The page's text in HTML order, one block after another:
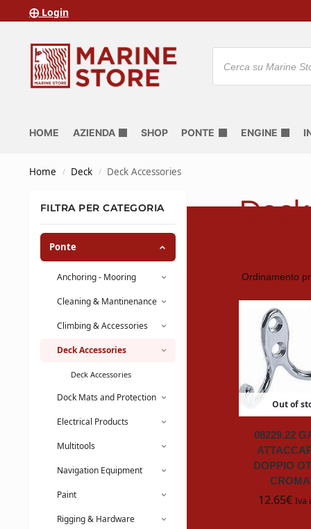
⨁ Login
HOME AZIENDA SHOP PONTE ENGINE
Home / Deck / Deck Accessories
Out of
08229.22
DOPPIO
12.65€ Iva
FILTRA PER CATEGORIA
Ponte
Anchoring - Mooring
Cleaning & Mantinenance
Climbing & Accessories
Deck Accessories
Deck Accessories
Dock Mats and Protection
Electrical Products
Multitools
Navigation Equipment
Paint
Rigging & Hardware